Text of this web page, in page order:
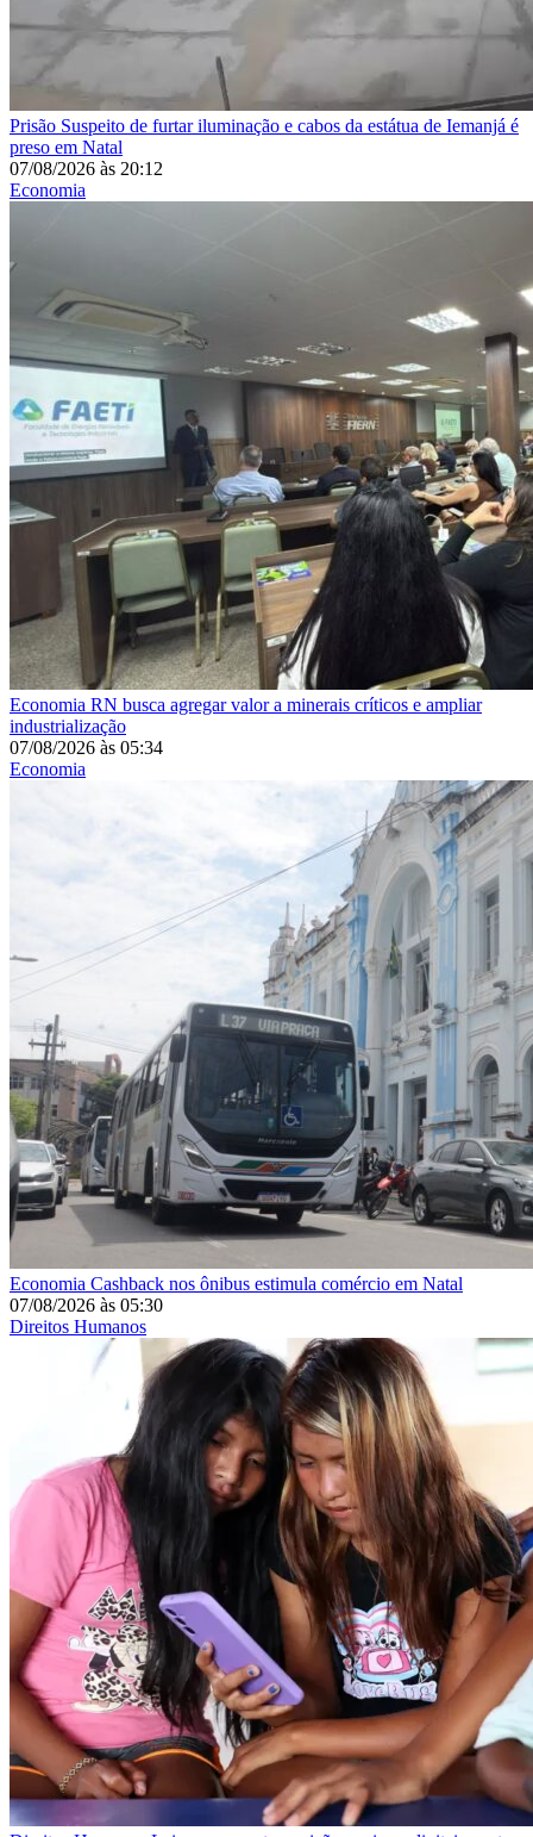
Prisão Suspeito de furtar iluminação e cabos da estátua de Iemanjá é
preso em Natal
07/08/2026 às 20:12
Economia
Economia RN busca agregar valor a minerais críticos e ampliar
industrialização
07/08/2026 às 05:34
Economia
Economia Cashback nos ônibus estimula comércio em Natal
07/08/2026 às 05:30
Direitos Humanos